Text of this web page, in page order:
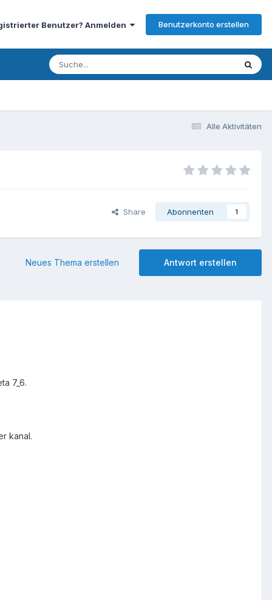
Benutzer? Anmelden Benutzerkonto erstellen
Alle Aktivitäten
Share Abonnenten 1
Antwort erstellen
Neues Thema erstellen
7_6.
kanal.